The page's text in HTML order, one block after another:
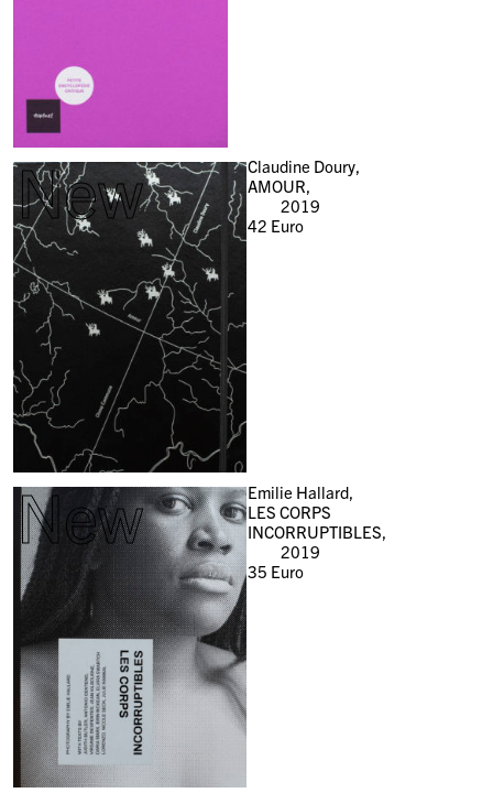
New
Claudine Doury,
AMOUR,
2019
42 Euro
New
Emilie Hallard,
LES CORPS
INCORRUPTIBLES,
2019
35 Euro